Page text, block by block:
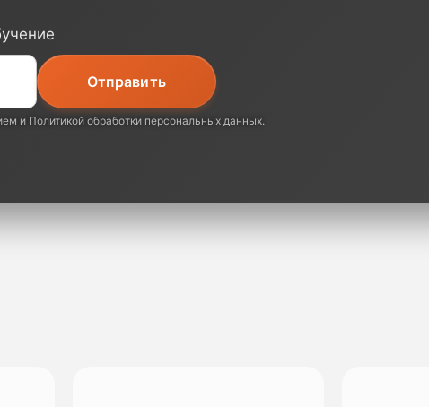
и Политикой обработки персональных данных.